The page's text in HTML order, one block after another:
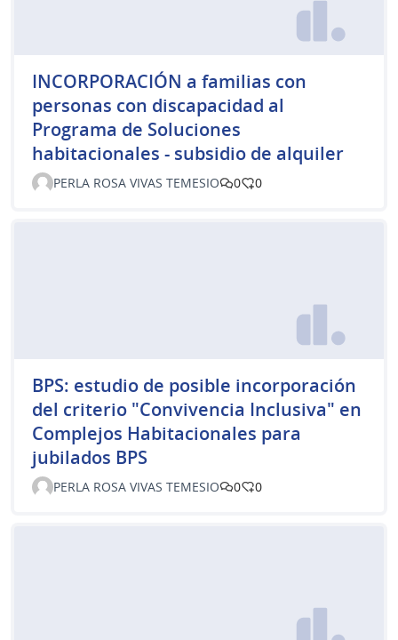
INCORPORACIÓN a familias con
personas con discapacidad al
Programa de Soluciones
habitacionales - subsidio de alquiler
PERLA ROSA VIVAS TEMESIO 0 0
BPS: estudio de posible incorporación
del criterio "Convivencia Inclusiva" en
Complejos Habitacionales para
jubilados BPS
PERLA ROSA VIVAS TEMESIO 0 0